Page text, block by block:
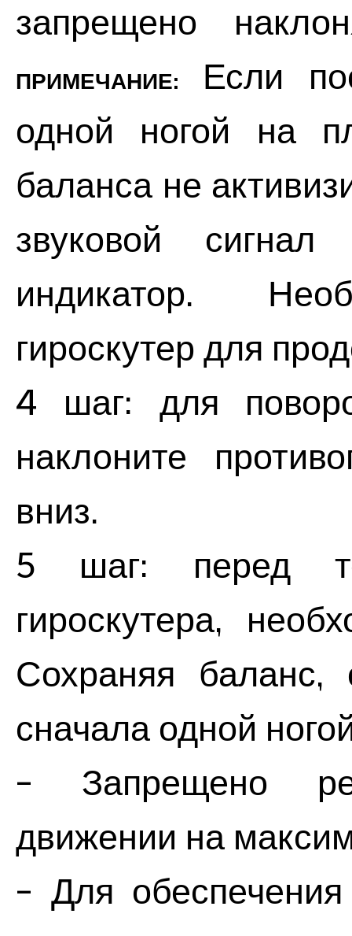
запрещено
ПРИМЕЧАНИЕ:
Если
одной ногой на
баланса не
звуковой
индикатор.
гироскутер для
4 шаг: для
наклоните
вниз.
5 шаг: перед
гироскутера,
Сохраняя баланс,
сначала одной
- Запрещено
движении на
- Для обеспечения